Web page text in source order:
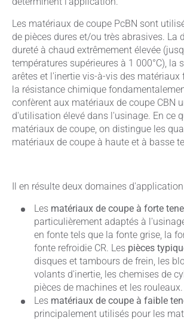
Les matériaux de coupe PcBN sont
de pièces dures et/ou très abrasives. La
dureté à chaud extrêmement élevée
températures supérieures à 1 000°C), la
arêtes et l'inertie vis-à-vis des matériaux
la résistance chimique
confèrent aux matériaux de coupe CBN
d'utilisation élevé dans l'usinage. En ce
matériaux de coupe, on distingue les
matériaux de coupe à haute et à basse
Il en résulte deux domaines
Les matériaux de coupe à forte
particulièrement adaptés à
en fonte tels que la fonte grise, la
fonte refroidie CR. Les pièces
disques et tambours de frein, les
volants d'inertie, les chemises de
pièces de machines et les rouleaux.
Les matériaux de coupe à faible
principalement utilisés pour les